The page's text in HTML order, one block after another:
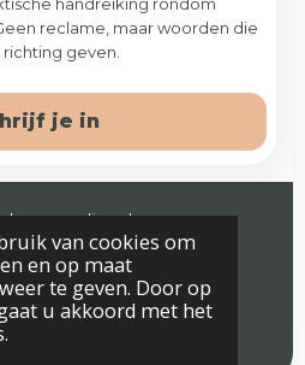
van cookies om
en op maat
te geven. Door op
u akkoord met het
reclame, maar woorden die
geven.
je in
counseling.nl
voorbehouden.
& Disclaimer